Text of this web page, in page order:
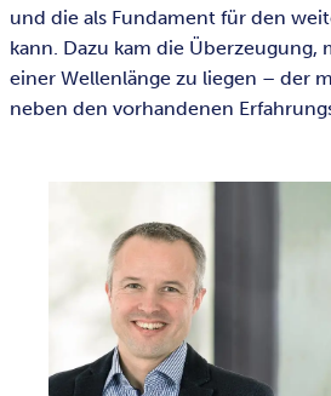
und die als Fundament für den
kann. Dazu kam die Überzeugung,
einer Wellenlänge zu liegen – der
neben den vorhandenen